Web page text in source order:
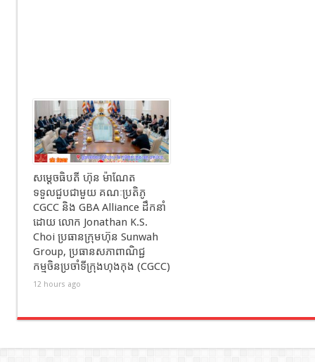
សម្ដេចធិបតី ហ៊ុន ម៉ាណែត
ទទួលជួបជាមួយ គណៈប្រតិភូ
CGCC និង GBA Alliance ដឹកនាំ
ដោយ លោក Jonathan K.S.
Choi ប្រធានក្រុមហ៊ុន Sunwah
Group, ប្រធានសភាពាណិជ្ជ
កម្មចិនប្រចាំទីក្រុងហុងកុង (CGCC)
12 hours ago